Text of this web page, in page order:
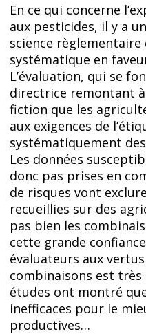
En ce qui concerne
aux pesticides, il y a
science
systématique en
L’évaluation, qui se
directrice remontant
fiction que les
aux exigences de
systématiquement
Les données
donc pas prises en
de risques vont
recueillies sur des
pas bien les
cette grande
évaluateurs aux
combinaisons est
études ont montré
inefficaces pour le
productives…